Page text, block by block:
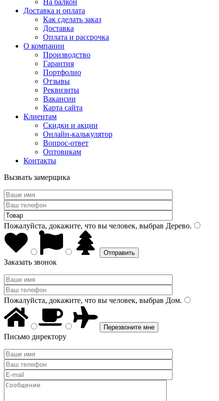
На балкон
Доставка и оплата
Как сделать заказ
Доставка
Оплата и рассрочка
О компании
Производство
Гарантия
Портфолио
Отзывы
Реквизиты
Вакансии
Карта сайта
Клиентам
Скидки и акции
Онлайн-калькулятор
Вопрос-ответ
Оптовикам
Контакты
Вызвать замерщика
Пожалуйста, докажите, что вы человек, выбрав Дерево.
Заказать звонок
Пожалуйста, докажите, что вы человек, выбрав Дом.
Письмо директору